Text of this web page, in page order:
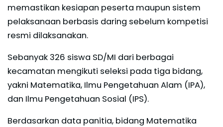
memastikan kesiapan peserta maupun sistem
pelaksanaan berbasis daring sebelum kompetisi
resmi dilaksanakan.
Sebanyak 326 siswa SD/MI dari berbagai
kecamatan mengikuti seleksi pada tiga bidang,
yakni Matematika, Ilmu Pengetahuan Alam (IPA),
dan Ilmu Pengetahuan Sosial (IPS).
Berdasarkan data panitia, bidang Matematika